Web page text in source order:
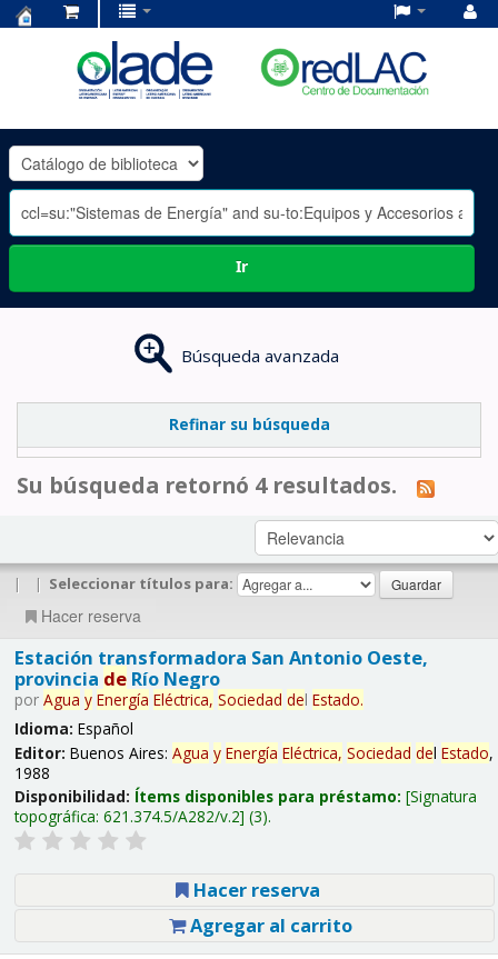
OLADE
-
Ir
Búsqueda avanzada
Refinar su búsqueda
Su búsqueda retornó 4 resultados.
| | Seleccionar títulos para:
Hacer reserva
Estación transformadora San Antonio Oeste,
provincia deRío Negro
por Agua y Energía Eléctrica, Sociedad del Estado.
Idioma: Español
Editor: Buenos Aires: Agua y Energía Eléctrica, Sociedad del Estado,
1988
Disponibilidad: Ítems disponibles para préstamo: Signatura
topográfica: 621.374.5/A282/v.2 (3).
Hacer reserva
Agregar al carrito